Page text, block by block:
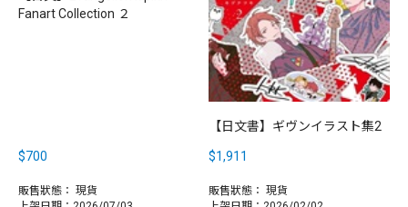
Fanart Collection ２
$700
販售狀態： 現貨
【日文書】ギヴンイラスト集2
$1,911
販售狀態： 現貨